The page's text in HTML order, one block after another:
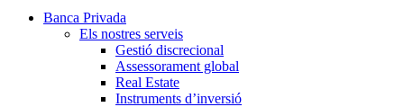
Banca Privada
Els nostres serveis
Gestió discrecional
Assessorament global
Real Estate
Instruments d’inversió